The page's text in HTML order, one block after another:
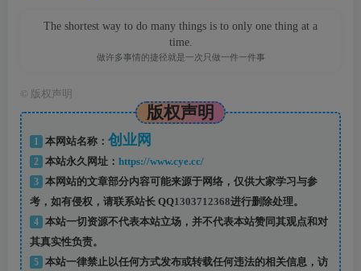
The shortest way to do many things is to only one thing at a
time.
做许多事情的捷径就是一次只做一件一件事
版权声明
版权声明
1 本网站名称： 创业网
2 本站永久网址： https://www.cye.cc/
3
本网站的文章部分内容可能来源于网络，仅供大家学习与参
考，如有侵权，请联系站长 QQ1303712368进行删除处理。
4
本站一切资源不代表本站立场，并不代表本站赞同其观点和对
其真实性负责。
5
本站一律禁止以任何方式发布或转载任何违法的相关信息，访